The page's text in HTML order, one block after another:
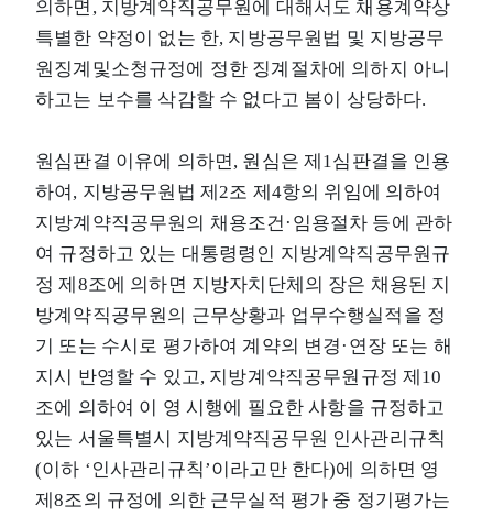
의하면, 지방계약직공무원에 대해서도 채용계약상
특별한 약정이 없는 한, 지방공무원법 및 지방공무
원징계및소청규정에 정한 징계절차에 의하지 아니
하고는 보수를 삭감할 수 없다고 봄이 상당하다.
원심판결 이유에 의하면, 원심은 제1심판결을 인용
하여, 지방공무원법 제2조 제4항의 위임에 의하여
지방계약직공무원의 채용조건·임용절차 등에 관하
여 규정하고 있는 대통령령인 지방계약직공무원규
정 제8조에 의하면 지방자치단체의 장은 채용된 지
방계약직공무원의 근무상황과 업무수행실적을 정
기 또는 수시로 평가하여 계약의 변경·연장 또는 해
지시 반영할 수 있고, 지방계약직공무원규정 제10
조에 의하여 이 영 시행에 필요한 사항을 규정하고
있는 서울특별시 지방계약직공무원 인사관리규칙
(이하 ‘인사관리규칙’이라고만 한다)에 의하면 영
제8조의 규정에 의한 근무실적 평가 중 정기평가는